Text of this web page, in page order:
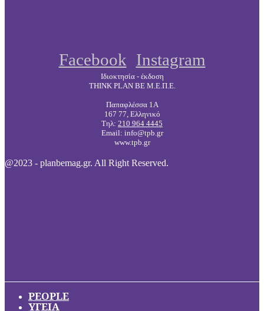
Facebook Instagram
Ιδιοκτησία - έκδοση
THINK PLAN BE Μ.Ε.Π.Ε.
Παπαφλέσσα 1Α
167 77, Ελληνικό
Τηλ: 210 964 4445
Email: info@tpb.gr
www.tpb.gr
@2023 - planbemag.gr. All Right Reserved.
PEOPLE
ΥΓΕΙΑ